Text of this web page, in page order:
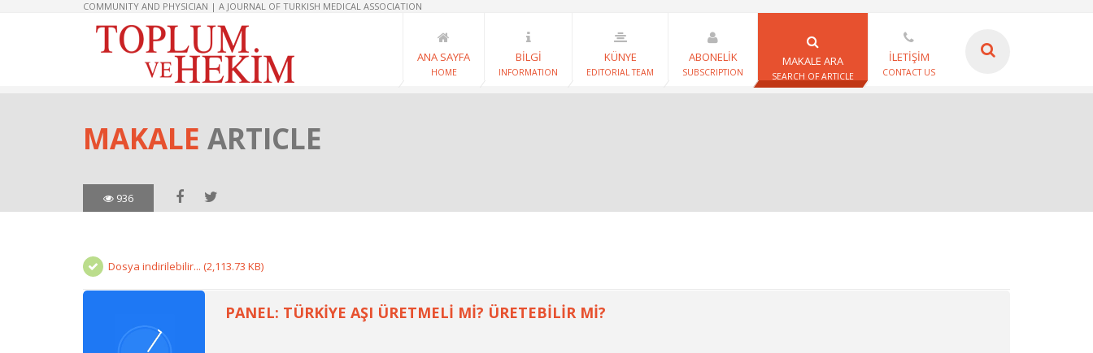
COMMUNITY AND PHYSICIAN | A JOURNAL OF TURKISH MEDICAL ASSOCIATION
ANA SAYFA
HOME
BİLGİ
INFORMATION
KÜNYE
EDITORIAL TEAM
ABONELİK
SUBSCRIPTION
MAKALE ARA
SEARCH OF ARTICLE
İLETİŞİM
CONTACT US
MAKALE ARTICLE
936
Dosya indirilebilir... (2,113.73 KB)
PANEL: TÜRKİYE AŞI ÜRETMELİ Mİ? ÜRETEBİLİR Mİ?